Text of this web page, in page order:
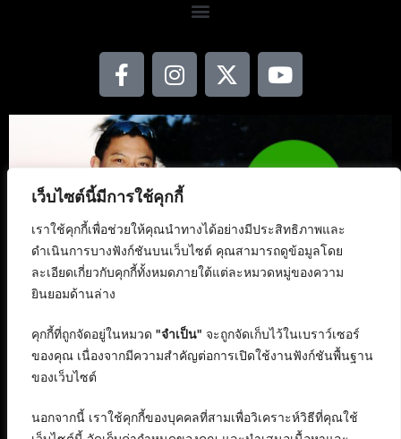
เว็บไซต์นี้มีการใช้คุกกี้
เราใช้คุกกี้เพื่อช่วยให้คุณนำทางได้อย่างมีประสิทธิภาพและ
ดำเนินการบางฟังก์ชันบนเว็บไซต์ คุณสามารถดูข้อมูลโดย
ละเอียดเกี่ยวกับคุกกี้ทั้งหมดภายใต้แต่ละหมวดหมู่ของความ
ยินยอมด้านล่าง
คุกกี้ที่ถูกจัดอยู่ในหมวด "จำเป็น" จะถูกจัดเก็บไว้ในเบราว์เซอร์
ของคุณ เนื่องจากมีความสำคัญต่อการเปิดใช้งานฟังก์ชันพื้นฐาน
ของเว็บไซต์
นอกจากนี้ เราใช้คุกกี้ของบุคคลที่สามเพื่อวิเคราะห์วิธีที่คุณใช้